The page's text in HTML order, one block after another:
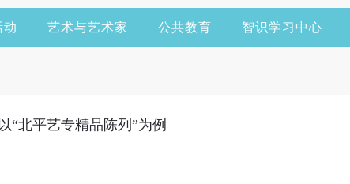
动 艺术与艺术家 公共教育 智识学习中心
北平艺专精品陈列”为例